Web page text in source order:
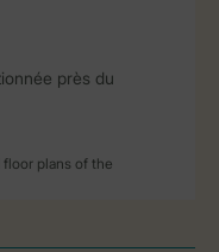
près du
plans of the